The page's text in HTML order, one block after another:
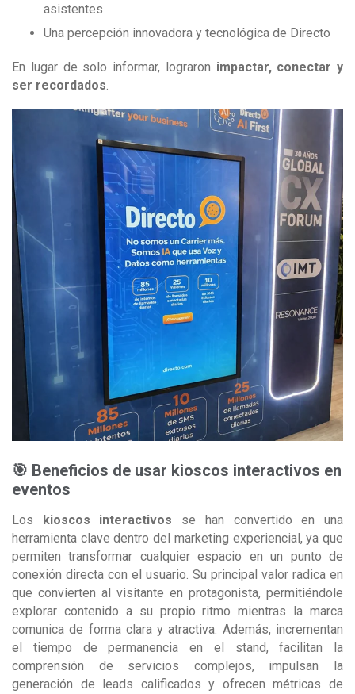
asistentes
Una percepción innovadora y tecnológica de Directo
En lugar de solo informar, lograron impactar, conectar y
ser recordados
🎯 Beneficios de usar kioscos interactivos en
eventos
Los kioscos interactivos se han convertido en una
herramienta clave dentro del marketing experiencial, ya que
permiten transformar cualquier espacio en un punto de
conexión directa con el usuario. Su principal valor radica en
que convierten al visitante en protagonista, permitiéndole
explorar contenido a su propio ritmo mientras la marca
comunica de forma clara y atractiva. Además, incrementan
el tiempo de permanencia en el stand, facilitan la
comprensión de servicios complejos, impulsan la
generación de leads calificados y ofrecen métricas de